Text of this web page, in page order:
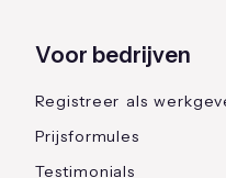
Voor bedrijven
Registreer als
Prijsformules
Testimonials